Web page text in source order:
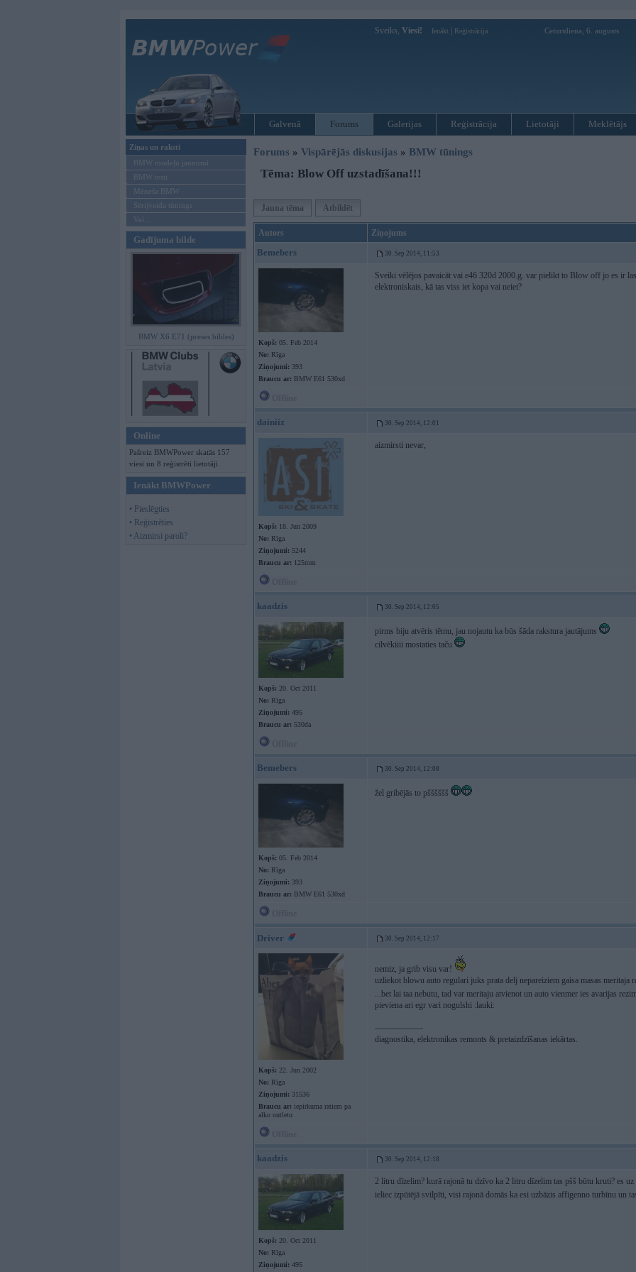
Sveiks, Viesi! Ienākt Reģistrācija Ceturtdiena, 6. augusts
Galvenā Forums Galerijas Reģistrācija Lietotāji Meklētājs
Ziņas un raksti
BMW modeļu jaunumi
BMW testi
Mēneša BMW
Sērijveida tūnings
Vel...
Gadījuma bilde
BMW X6 E71 (preses bildes)
Online
Pašreiz BMWPower skatās 157
viesi un 8 reģistrēti lietotāji.
Ienākt BMWPower
• Pieslēgties
• Reģistrēties
• Aizmirsi paroli?
Forums » Vispārējās diskusijas » BMW tūnings
Tēma: Blow Off uzstadīšana!!!
Jauna tēma Atbildēt
Autors Ziņojums
Bemebers 30. Sep 2014, 11:53
Kopš: 05. Feb 2014
No: Rīga
Ziņojumi: 393
Braucu ar: BMW E61 530xd
Sveiki vēlējos pavaicāt vai e46 320d 2000.g. var pielikt to Blow off jo es ir
elektroniskais, kā tas viss iet kopa vai neiet?
dainiiz 30. Sep 2014, 12:01
Kopš: 18. Jun 2009
No: Rīga
Ziņojumi: 5244
Braucu ar: 125mm
aizmirsti nevar,
kaadzis 30. Sep 2014, 12:05
Kopš: 20. Oct 2011
No: Rīga
Ziņojumi: 495
Braucu ar: 530da
pirms biju atvēris tēmu, jau nojautu ka būs šāda rakstura jautājums
cilvēkiiii mostaties taču
Bemebers 30. Sep 2014, 12:08
Kopš: 05. Feb 2014
No: Rīga
Ziņojumi: 393
Braucu ar: BMW E61 530xd
žel gribējās to pšššššš
Driver 30. Sep 2014, 12:17
Kopš: 22. Jun 2002
No: Rīga
Ziņojumi: 31536
Braucu ar: iepirkuma ratiem pa
alko outletu
nemiz, ja grib visu var!
uzliekot blowu auto regulari juks prata delj nepareiziem gaisa masas meritaja
...bet lai taa nebutu, tad var meritaju atvienot un auto vienmer ies avarijas
pieviena ari egr vari nogulshi :lauki:
-----------------
diagnostika, elektronikas remonts & pretaizdzīšanas iekārtas.
kaadzis 30. Sep 2014, 12:18
Kopš: 20. Oct 2011
No: Rīga
Ziņojumi: 495
2 litru dīzelim? kurā rajonā tu dzīvo ka 2 litru dīzelim tas pšš būtu kruti? es
ieliec izpūtējā svilpīti, visi rajonā domās ka esi uzbāzis affigenno turbīnu un